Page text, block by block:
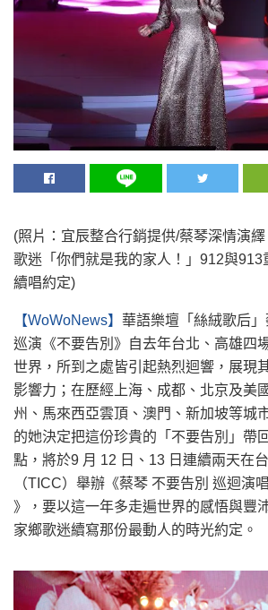
(照片：宜辰整合行銷提供/蔡琴深情演
歌迷「你們就是我的家人！」912與913
續唱約定)
【WoWoNews】 華語樂壇「絲絨歌后
巡演《不要告別》自去年台北、高雄四
世界，所到之處皆引起熱烈迴響，展現
影響力；在歷經上海、成都、北京及美
州、馬來西亞雲頂、澳門、新加坡等城
的她決定把這份珍貴的「不要告別」帶
點，將於9 月 12 日、13 日連續兩天在
（TICC）舉辦《蔡琴 不要告別 巡迴演
》，要以這一年多走遍世界的感悟與豐
家鄉歌迷續寫那份最動人的時光約定。